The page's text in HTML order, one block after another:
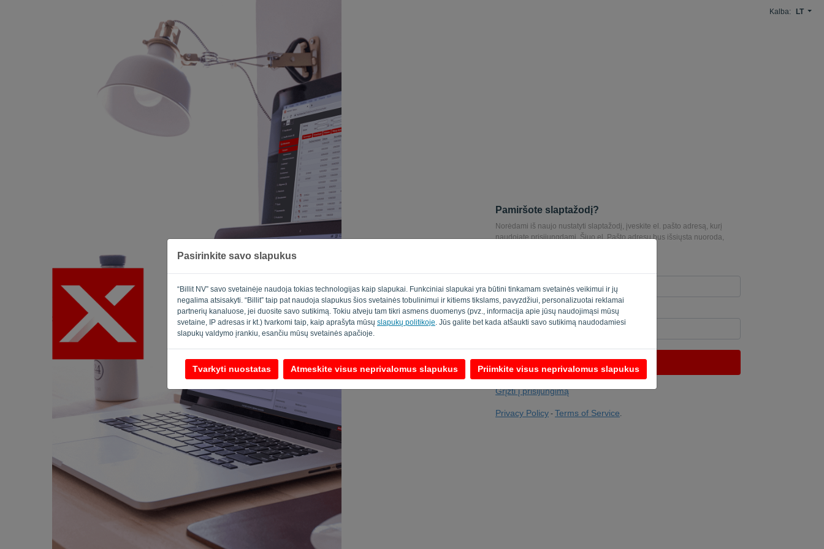
Pasirinkite savo slapukus
“Billit NV” savo svetainėje naudoja tokias technologijas kaip slapukai. Funkciniai slapukai yra būtini tinkamam svetainės veikimui ir jų
negalima atsisakyti. “Billit” taip pat naudoja slapukus šios svetainės tobulinimui ir kitiems tikslams, pavyzdžiui, personalizuotai reklamai
partnerių kanaluose, jei duosite savo sutikimą. Tokiu atveju tam tikri asmens duomenys (pvz., informacija apie jūsų naudojimąsi mūsų
svetaine, IP adresas ir kt.) tvarkomi taip, kaip aprašyta mūsų slapukų politikoje . Jūs galite bet kada atšaukti savo sutikimą naudodamiesi
slapukų valdymo įrankiu, esančiu mūsų svetainės apačioje.
Tvarkyti nuostatas Atmeskite visus neprivalomus slapukus Priimkite visus neprivalomus slapukus
Kalba: LT
Pamiršote slaptažodį?
Norėdami iš naujo nustatyti slaptažodį, įveskite el. pašto adresą, kurį
naudojate prisijungdami. Šiuo el. Pašto adresu bus išsiųsta nuoroda,
Ar jūs ne kompiuteris? Užpildykite “
SIŲSTI NUORODĄ
Grįžti į prisijungimą
Privacy Policy - Terms of Service